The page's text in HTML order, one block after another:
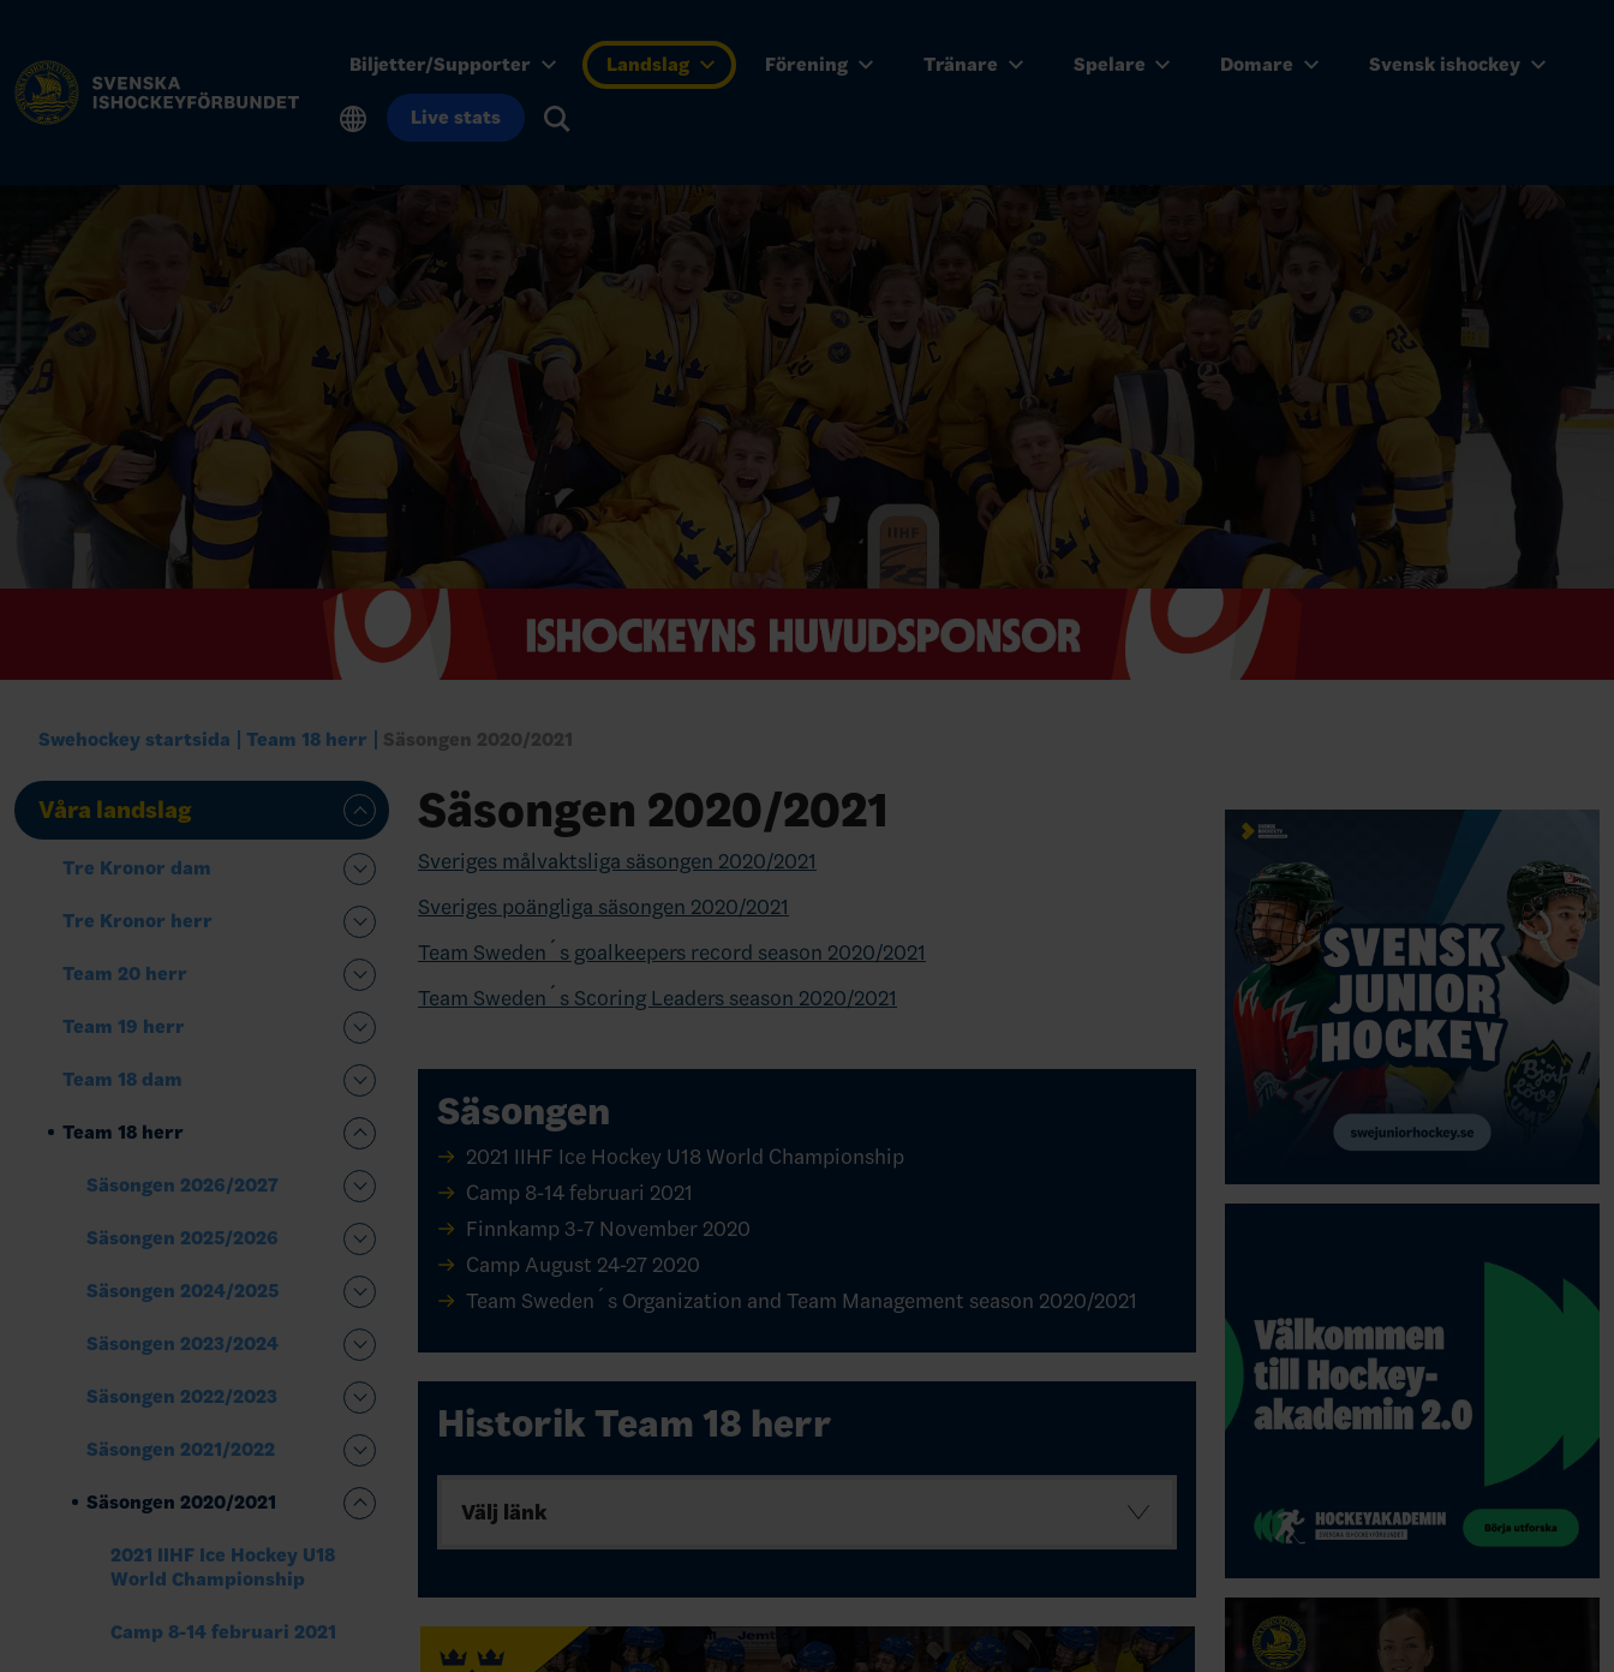
Biljetter/Supporter Landslag Förening Tränare Spelare Domare Svensk ishockey
Live stats
Swehockey startsida Team 18 herr Säsongen 2020/2021
Våra landslag
Tre Kronor dam
Tre Kronor herr
Team 20 herr
Team 19 herr
Team 18 dam
Team 18 herr
Säsongen 2026/2027
Säsongen 2025/2026
Säsongen 2024/2025
Säsongen 2023/2024
Säsongen 2022/2023
Säsongen 2021/2022
Säsongen 2020/2021
2021 IIHF Ice Hockey U18
World Championship
Camp 8-14 februari 2021
Säsongen 2020/2021
Sveriges målvaktsliga säsongen 2020/2021
Sveriges poängliga säsongen 2020/2021
Team Sweden´s goalkeepers record season 2020/2021
Team Sweden´s Scoring Leaders season 2020/2021
Säsongen
2021 IIHF Ice Hockey U18 World Championship
Camp 8-14 februari 2021
Finnkamp 3-7 November 2020
Camp August 24-27 2020
Team Sweden´s Organization and Team Management season 2020/2021
Historik Team 18 herr
Välj länk